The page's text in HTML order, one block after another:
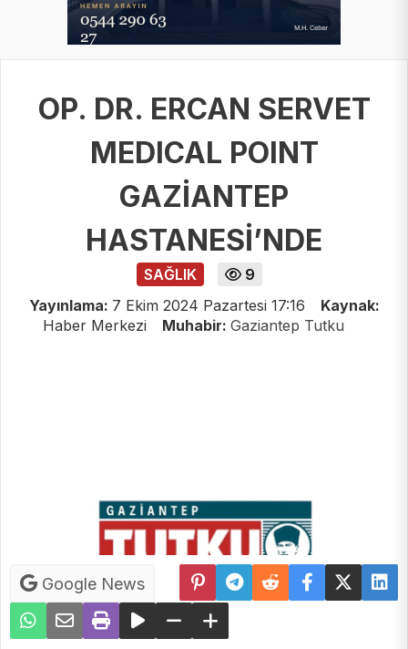
OP. DR. ERCAN SERVET
MEDICAL POINT
GAZİANTEP
HASTANESİ’NDE
SAĞLIK
9
Yayınlama: 7 Ekim 2024 Pazartesi 17:16
Kaynak:
Haber Merkezi
Muhabir: Gaziantep Tutku
Google News